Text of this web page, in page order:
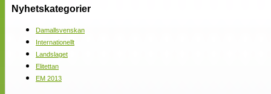
Nyhetskategorier
Damallsvenskan
Internationellt
Landslaget
Elitettan
EM 2013